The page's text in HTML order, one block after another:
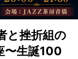
と挫折組の
〜生誕100